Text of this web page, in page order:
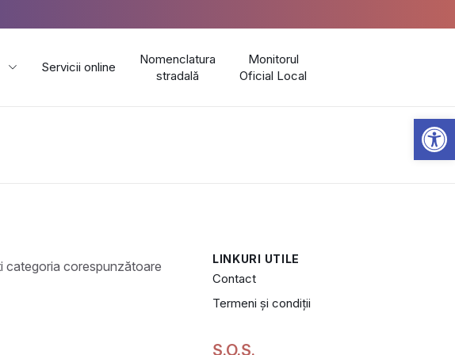
Servicii online
Nomenclatura
stradală
Monitorul
Oficial Local
LINKURI UTILE
Contact
Termeni și condiții
S.O.S.